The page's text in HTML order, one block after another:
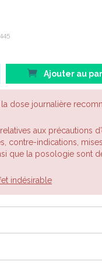
Ajouter au
la dose journalière
aux précautions
contre-indications,
que la posologie sont
indésirable